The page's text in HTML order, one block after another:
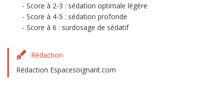
Score à 2-3 : sédation optimale légère
Score à 4-5 : sédation profonde
Score à 6 : surdosage de sédatif
Rédaction
Rédaction Espacesoignant.com